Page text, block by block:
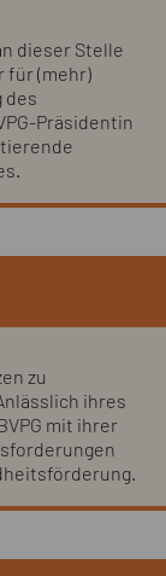
dieser Stelle
für (mehr)
des
Präsidentin
zu
ihres
mit ihrer